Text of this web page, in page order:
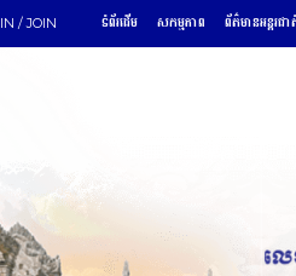
/ JOIN ទំព័រដើម សកម្មភាព ព័ត៌មានអន្តរជ